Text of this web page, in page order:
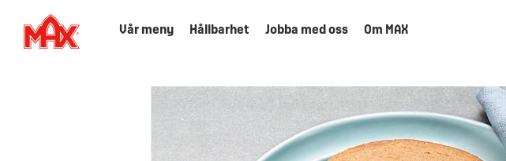
Vår meny Hållbarhet Jobba med oss Om MAX